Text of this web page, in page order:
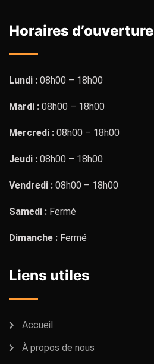
Horaires d’ouverture
Lundi : 08h00 – 18h00
Mardi : 08h00 – 18h00
Mercredi : 08h00 – 18h00
Jeudi : 08h00 – 18h00
Vendredi : 08h00 – 18h00
Samedi : Fermé
Dimanche : Fermé
Liens utiles
Accueil
À propos de nous